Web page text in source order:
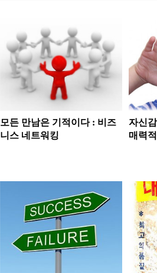
모든 만남은 기적이다 : 비즈
니스 네트워킹
자신
매력